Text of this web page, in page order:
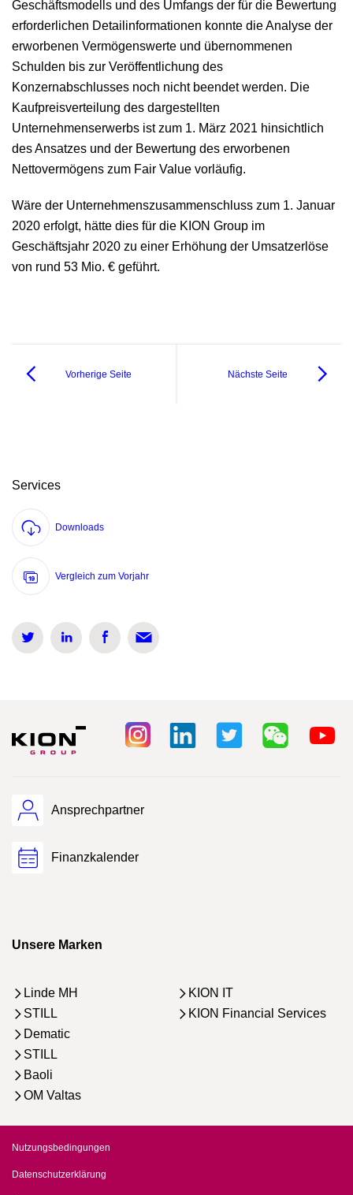
Geschäftsmodells und des Umfangs der für die Bewertung
erforderlichen Detailinformationen konnte die Analyse der
erworbenen Vermögenswerte und übernommenen
Schulden bis zur Veröffentlichung des
Konzernabschlusses noch nicht beendet werden. Die
Kaufpreisverteilung des dargestellten
Unternehmenserwerbs ist zum 1. März 2021 hinsichtlich
des Ansatzes und der Bewertung des erworbenen
Nettovermögens zum Fair Value vorläufig.
Wäre der Unternehmenszusammenschluss zum 1. Januar
2020 erfolgt, hätte dies für die KION Group im
Geschäftsjahr 2020 zu einer Erhöhung der Umsatzerlöse
von rund 53 Mio. € geführt.
Vorherige Seite Nächste Seite
Services
Downloads
Vergleich zum Vorjahr
Ansprechpartner
Finanzkalender
Unsere Marken
Linde MH
STILL
Dematic
STILL
Baoli
OM Valtas
KION IT
KION Financial Services
Nutzungsbedingungen
Datenschutzerklärung